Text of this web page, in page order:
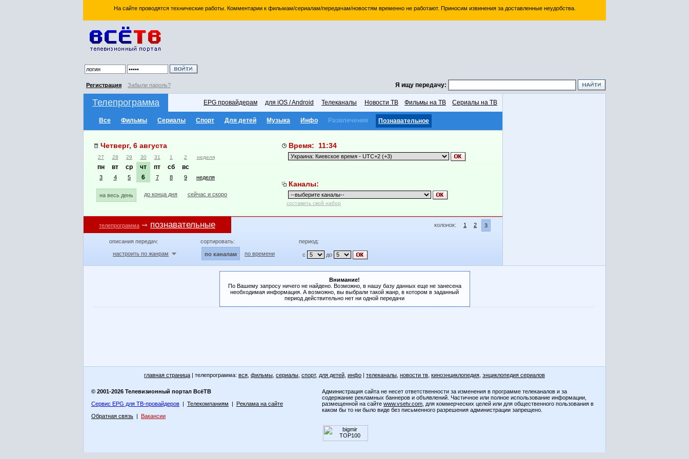
На сайте проводятся технические работы. Комментарии к фильмам/сериалам/передачам/новостям временно не работают. Приносим извинения за доставленные неудобства.
Регистрация Забыли пароль? Я ищу передачу:
Телепрограмма EPG провайдерам для iOS / Android Телеканалы Новости ТВ Фильмы на ТВ Сериалы на ТВ
Все Фильмы Сериалы Спорт Для детей Музыка Инфо Развлечения Познавательное
Четверг, 6 августа
27 28 29 30 31 1 2 неделя
пн вт ср чт пт сб вс
3 4 5 6 7 8 9 неделя
на весь день до конца дня сейчас и скоро
Время: 11:34
Каналы:
составить свой набор
телепрограмма познавательные колонок: 1 2 3
описания передач:
настроить по жанрам
сортировать:
по каналам по времени
период:
с до
Внимание!
По Вашему запросу ничего не найдено. Возможно, в нашу базу данных еще не занесена
необходимая информация. А возможно, вы выбрали такой жанр, в котором в заданный
период действительно нет ни одной передачи
главная страница | телепрограмма: вся фильмы сериалы спорт, для детей инфо | телеканалы новости тв киноэнциклопедия энциклопедия сериалов
© 2001-2026 Телевизионный портал ВсёТВ
Сервис EPG для ТВ-провайдеров | Телекомпаниям | Реклама на сайте
Обратная связь | Вакансии
Администрация сайта не несет ответственности за изменения в программе телеканалов и за
содержание рекламных баннеров и объявлений. Частичное или полное использование информации,
размещенной на сайте www.vsetv.com , для коммерческих целей или для общественного пользования в
каком бы то ни было виде без письменного разрешения администрации запрещено.